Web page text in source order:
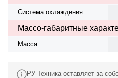
Система охлаждения
Массо-габаритные
Масса
РУ-Техника оставляет за